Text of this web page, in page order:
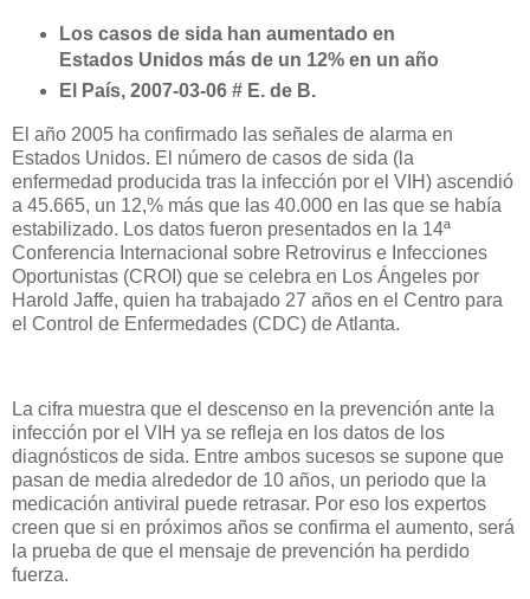
Los casos de sida han aumentado en
Estados Unidos más de un 12% en un año
El País, 2007-03-06 # E. de B.
El año 2005 ha confirmado las señales de alarma en
Estados Unidos. El número de casos de sida (la
enfermedad producida tras la infección por el VIH) ascendió
a 45.665, un 12,% más que las 40.000 en las que se había
estabilizado. Los datos fueron presentados en la 14ª
Conferencia Internacional sobre Retrovirus e Infecciones
Oportunistas (CROI) que se celebra en Los Ángeles por
Harold Jaffe, quien ha trabajado 27 años en el Centro para
el Control de Enfermedades (CDC) de Atlanta.
La cifra muestra que el descenso en la prevención ante la
infección por el VIH ya se refleja en los datos de los
diagnósticos de sida. Entre ambos sucesos se supone que
pasan de media alrededor de 10 años, un periodo que la
medicación antiviral puede retrasar. Por eso los expertos
creen que si en próximos años se confirma el aumento, será
la prueba de que el mensaje de prevención ha perdido
fuerza.